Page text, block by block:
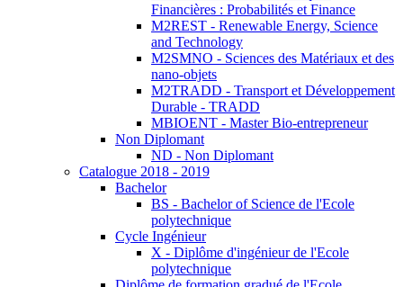
Financières : Probabilités et Finance
M2REST - Renewable Energy, Science
and Technology
M2SMNO - Sciences des Matériaux et des
nano-objets
M2TRADD - Transport et Développement
Durable - TRADD
MBIOENT - Master Bio-entrepreneur
Non Diplomant
ND - Non Diplomant
Catalogue 2018 - 2019
Bachelor
BS - Bachelor of Science de l'Ecole
polytechnique
Cycle Ingénieur
X - Diplôme d'ingénieur de l'Ecole
polytechnique